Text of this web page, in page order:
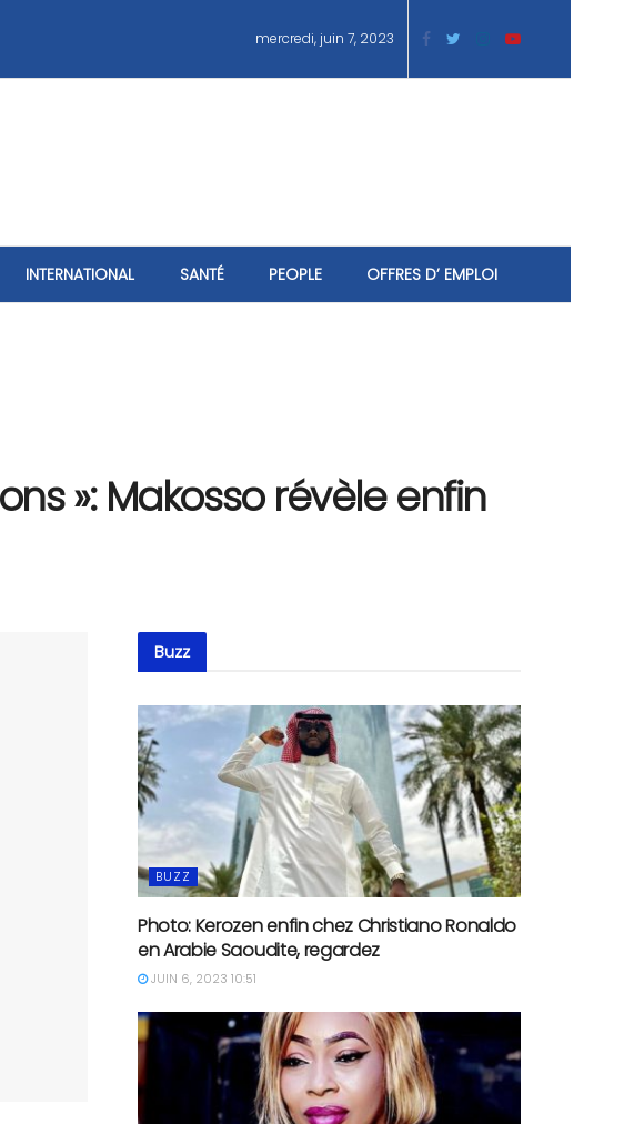
mercredi, juin 7, 2023
INTERNATIONAL SANTÉ PEOPLE OFFRES D’ EMPLOI
»: Makosso révèle enfin
Buzz
BUZZ
Photo: Kerozen enfin chez Christiano Ronaldo
en Arabie Saoudite, regardez
JUIN 6, 2023 10:51